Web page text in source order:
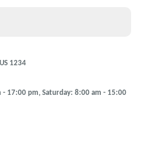
1234
- 17:00 pm, Saturday: 8:00 am - 15:00